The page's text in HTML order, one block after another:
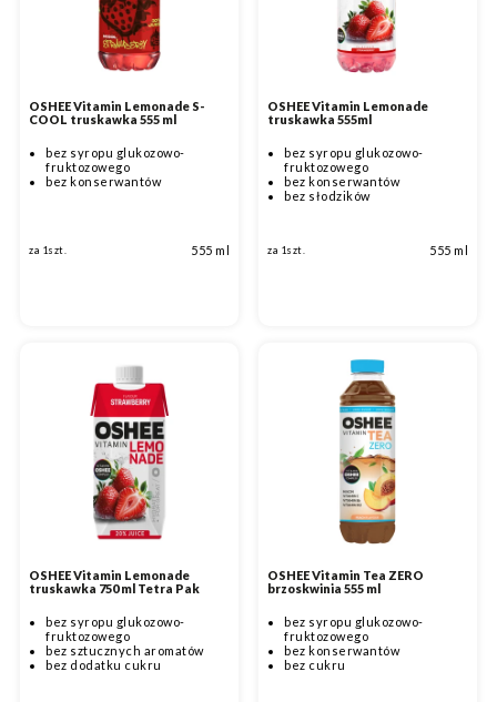
OSHEE Vitamin Lemonade S-
COOL truskawka 555 ml
bez syropu glukozowo-
fruktozowego
bez konserwantów
za 1szt. 555 ml
OSHEE Vitamin Lemonade
truskawka 555ml
bez syropu glukozowo-
fruktozowego
bez konserwantów
bez słodzików
za 1szt. 555 ml
OSHEE Vitamin Lemonade
truskawka 750 ml Tetra Pak
bez syropu glukozowo-
fruktozowego
bez sztucznych aromatów
bez dodatku cukru
OSHEE Vitamin Tea ZERO
brzoskwinia 555 ml
bez syropu glukozowo-
fruktozowego
bez konserwantów
bez cukru